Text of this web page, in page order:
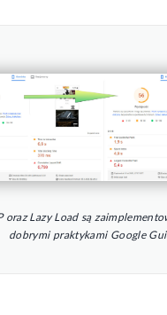
oraz Lazy Load są
dobrymi praktykami Google